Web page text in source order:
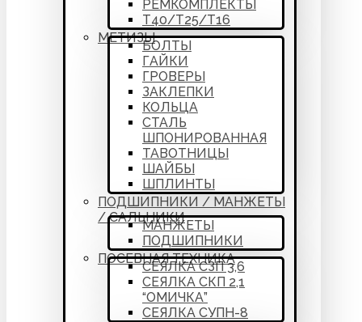
РЕМКОМПЛЕКТЫ
Т40/Т25/Т16
МЕТИЗЫ
БОЛТЫ
ГАЙКИ
ГРОВЕРЫ
ЗАКЛЕПКИ
КОЛЬЦА
СТАЛЬ
ШПОНИРОВАННАЯ
ТАВОТНИЦЫ
ШАЙБЫ
ШПЛИНТЫ
ПОДШИПНИКИ / МАНЖЕТЫ
/ САЛЬНИКИ
МАНЖЕТЫ
ПОДШИПНИКИ
ПОСЕВНАЯ ТЕХНИКА
СЕЯЛКА СЗП 3,6
СЕЯЛКА СКП 2,1
“ОМИЧКА”
СЕЯЛКА СУПН-8